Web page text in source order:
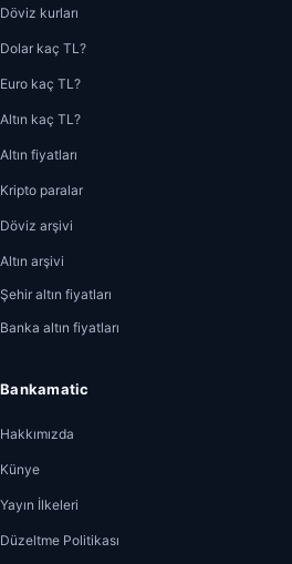
Döviz kurları
Dolar kaç TL?
Euro kaç TL?
Altın kaç TL?
Altın fiyatları
Kripto paralar
Döviz arşivi
Altın arşivi
Şehir altın fiyatları
Banka altın fiyatları
Bankamatic
Hakkımızda
Künye
Yayın İlkeleri
Düzeltme Politikası